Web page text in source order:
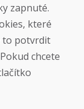
zapnuté.
které
to potvrdit
chcete